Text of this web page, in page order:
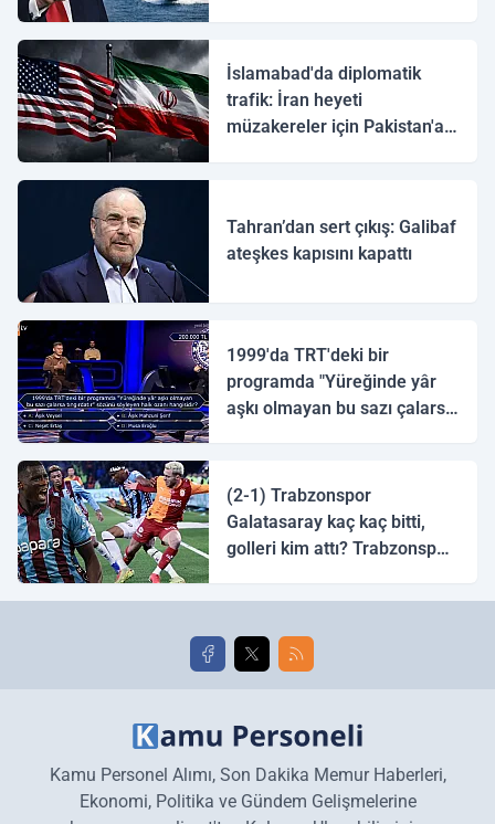
İslamabad'da diplomatik
trafik: İran heyeti
müzakereler için Pakistan'a
Tahran’dan sert çıkış: Galibaf
ateşkes kapısını kapattı
1999'da TRT'deki bir
programda "Yüreğinde yâr
aşkı olmayan bu sazı çalarsa
(2-1) Trabzonspor
Galatasaray kaç kaç bitti,
golleri kim attı? Trabzonspor
golleri!
Kamu Personel Alımı, Son Dakika Memur Haberleri,
Ekonomi, Politika ve Gündem Gelişmelerine